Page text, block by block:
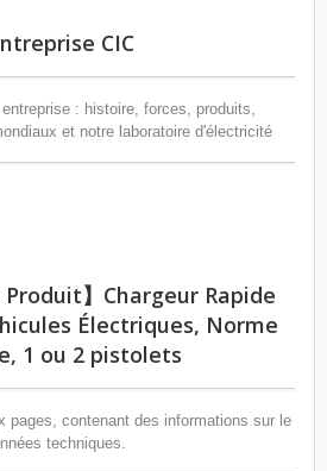
CIC
: histoire, forces, produits,
et notre laboratoire d'électricité
Produit】Chargeur Rapide
Électriques, Norme
1 ou 2 pistolets
pages, contenant des informations sur le
techniques.